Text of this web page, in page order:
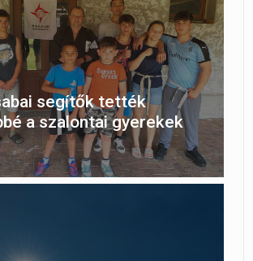
segítők tették
a szalontai gyerekek